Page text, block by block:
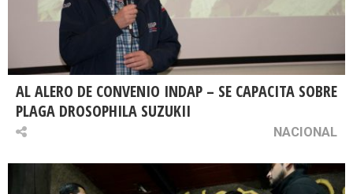
AL ALERO DE CONVENIO INDAP – SE CAPACITA SOBRE
PLAGA DROSOPHILA SUZUKII
NACIONAL